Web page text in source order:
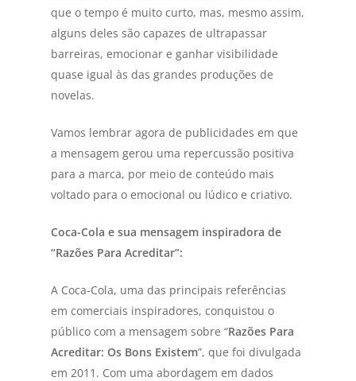
que o tempo é muito curto, mas, mesmo assim,
alguns deles são capazes de ultrapassar
barreiras, emocionar e ganhar visibilidade
quase igual às das grandes produções de
novelas.
Vamos lembrar agora de publicidades em que
a mensagem gerou uma repercussão positiva
para a marca, por meio de conteúdo mais
voltado para o emocional ou lúdico e criativo.
Coca-Cola e sua mensagem inspiradora de
“Razões Para Acreditar”:
A Coca-Cola, uma das principais referências
em comerciais inspiradores, conquistou o
público com a mensagem sobre “Razões Para
Acreditar: Os Bons Existem”, que foi divulgada
em 2011. Com uma abordagem em dados